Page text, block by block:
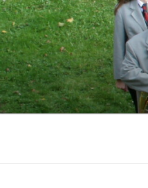
Zum
Inhalt
springen